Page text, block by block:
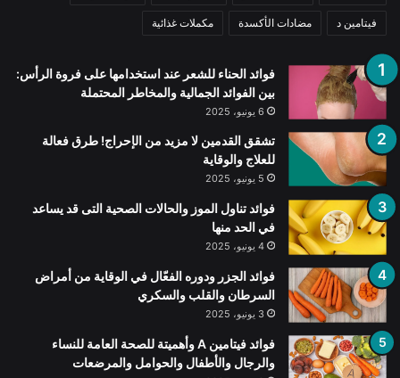
فيتامين د مضادات الأكسدة مكملات غذائية
فوائد الحناء للشعر عند استخدامها على فروة الرأس:
بين الفوائد الجمالية والمخاطر المحتملة
6 يونيو، 2025
تشقق القدمين لا مزيد من الإحراج! طرق فعالة
للعلاج والوقاية
5 يونيو، 2025
فوائد تناول الموز والحالات الصحية التى قد يساعد
في الحد منها
4 يونيو، 2025
فوائد الجزر ودوره الفعّال في الوقاية من أمراض
السرطان والقلب والسكري
3 يونيو، 2025
فوائد فيتامين A وأهميتة للصحة العامة للنساء
والرجال والأطفال والحوامل والمرضعات